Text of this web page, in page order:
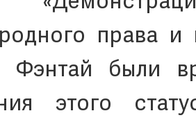
права
были
этого